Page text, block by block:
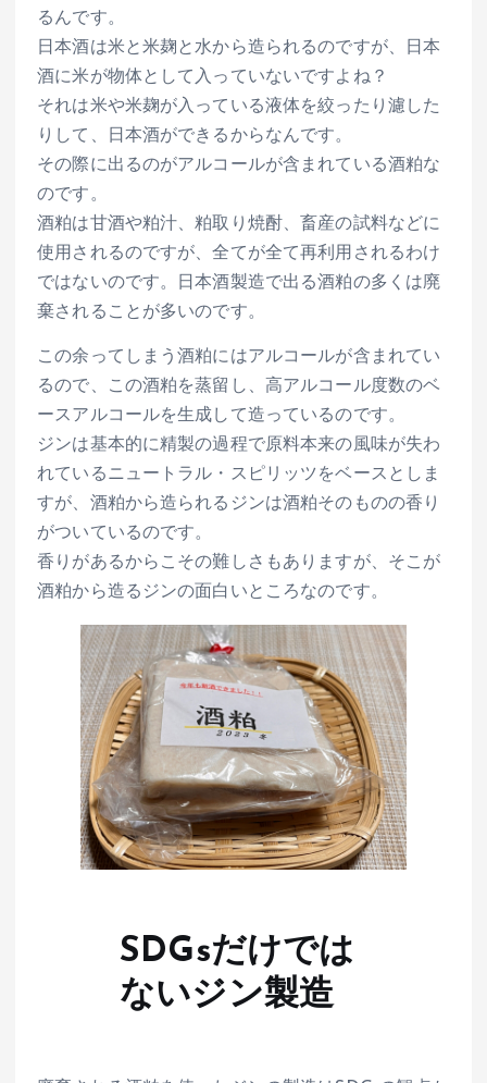
るんです。
日本酒は米と米麹と水から造られるのですが、日本
酒に米が物体として入っていないですよね？
それは米や米麹が入っている液体を絞ったり濾した
りして、日本酒ができるからなんです。
その際に出るのがアルコールが含まれている酒粕な
のです。
酒粕は甘酒や粕汁、粕取り焼酎、畜産の試料などに
使用されるのですが、全てが全て再利用されるわけ
ではないのです。日本酒製造で出る酒粕の多くは廃
棄されることが多いのです。
この余ってしまう酒粕にはアルコールが含まれてい
るので、この酒粕を蒸留し、高アルコール度数のベ
ースアルコールを生成して造っているのです。
ジンは基本的に精製の過程で原料本来の風味が失わ
れているニュートラル・スピリッツをベースとしま
すが、酒粕から造られるジンは酒粕そのものの香り
がついているのです。
香りがあるからこその難しさもありますが、そこが
酒粕から造るジンの面白いところなのです。
SDGsだけでは
ないジン製造